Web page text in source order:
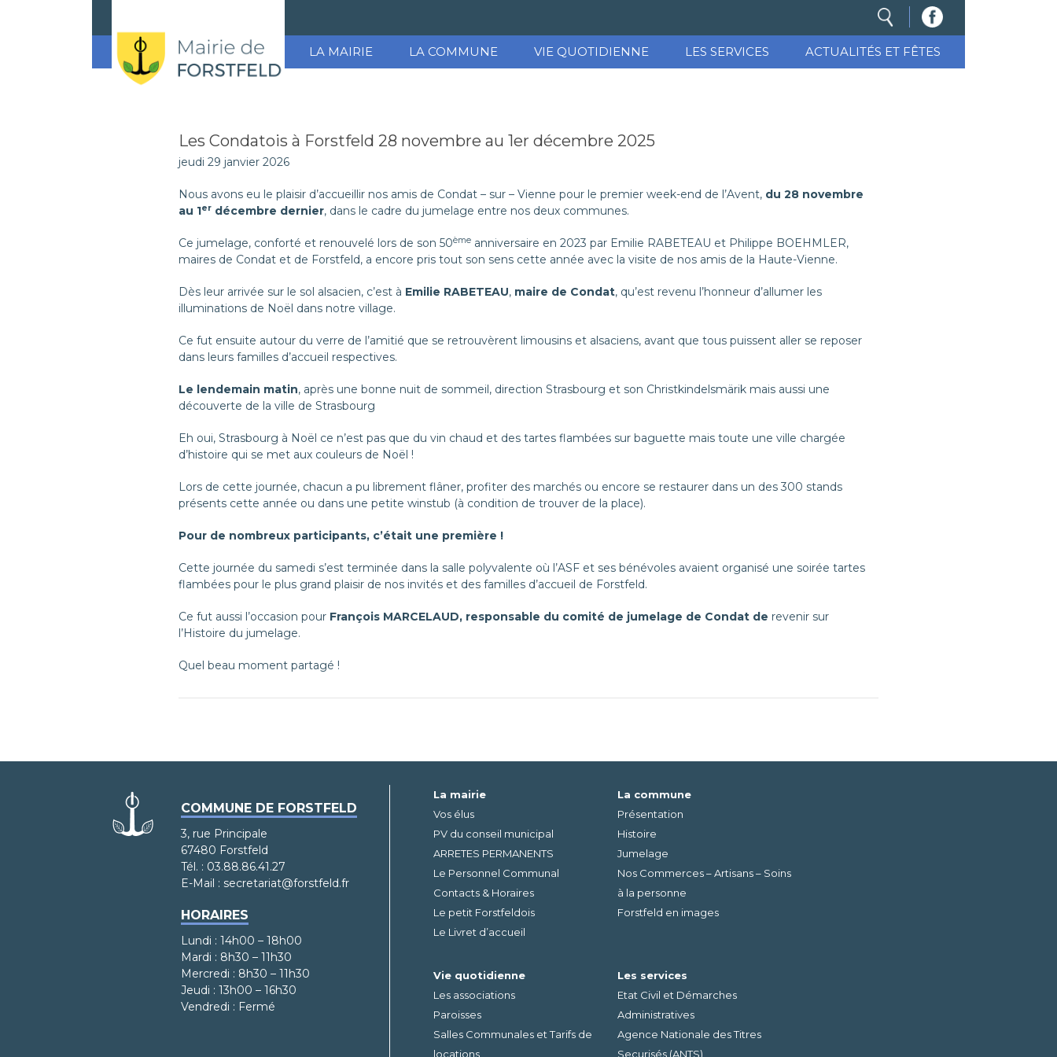
LA MAIRIE LA COMMUNE VIE QUOTIDIENNE LES SERVICES ACTUALITÉS ET FÊTES
Les Condatois à Forstfeld 28 novembre au 1er décembre 2025
jeudi 29 janvier 2026
Nous avons eu le plaisir d’accueillir nos amis de Condat – sur – Vienne pour le premier week-end de l’Avent, du 28 novembre
au 1erdécembre dernier, dans le cadre du jumelage entre nos deux communes.
Ce jumelage, conforté et renouvelé lors de son 50èmeanniversaire en 2023 par Emilie RABETEAU et Philippe BOEHMLER,
maires de Condat et de Forstfeld, a encore pris tout son sens cette année avec la visite de nos amis de la Haute-Vienne.
Dès leur arrivée sur le sol alsacien, c’est à Emilie RABETEAU, maire de Condat, qu’est revenu l’honneur d’allumer les
illuminations de Noël dans notre village.
Ce fut ensuite autour du verre de l’amitié que se retrouvèrent limousins et alsaciens, avant que tous puissent aller se reposer
dans leurs familles d’accueil respectives.
Le lendemain matin, après une bonne nuit de sommeil, direction Strasbourg et son Christkindelsmärik mais aussi une
découverte de la ville de Strasbourg
Eh oui, Strasbourg à Noël ce n’est pas que du vin chaud et des tartes flambées sur baguette mais toute une ville chargée
d’histoire qui se met aux couleurs de Noël !
Lors de cette journée, chacun a pu librement flâner, profiter des marchés ou encore se restaurer dans un des 300 stands
présents cette année ou dans une petite winstub (à condition de trouver de la place).
Pour de nombreux participants, c’était une première !
Cette journée du samedi s’est terminée dans la salle polyvalente où l’ASF et ses bénévoles avaient organisé une soirée tartes
flambées pour le plus grand plaisir de nos invités et des familles d’accueil de Forstfeld.
Ce fut aussi l’occasion pourFrançois MARCELAUD, responsable du comité de jumelage de Condat de revenir sur
l’Histoire du jumelage.
Quel beau moment partagé !
COMMUNE DE FORSTFELD
3, rue Principale
67480 Forstfeld
Tél. : 03.88.86.41.27
E-Mail : secretariat@forstfeld.fr
HORAIRES
Lundi : 14h00 – 18h00
Mardi : 8h30 – 11h30
Mercredi : 8h30 – 11h30
Jeudi : 13h00 – 16h30
Vendredi : Fermé
La mairie
Vos élus
PV du conseil municipal
ARRETES PERMANENTS
Le Personnel Communal
Contacts & Horaires
Le petit Forstfeldois
Le Livret d’accueil
La commune
Présentation
Histoire
Jumelage
Nos Commerces – Artisans – Soins
à la personne
Forstfeld en images
Vie quotidienne
Les associations
Paroisses
Salles Communales et Tarifs de
locations
Les services
Etat Civil et Démarches
Administratives
Agence Nationale des Titres
Securisés (ANTS)